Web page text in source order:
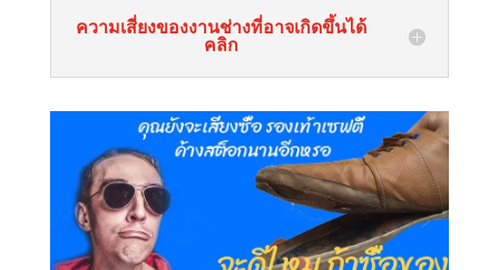
ความเสี่ยงของงานช่างที่อาจเกิดขึ้นได้
คลิก